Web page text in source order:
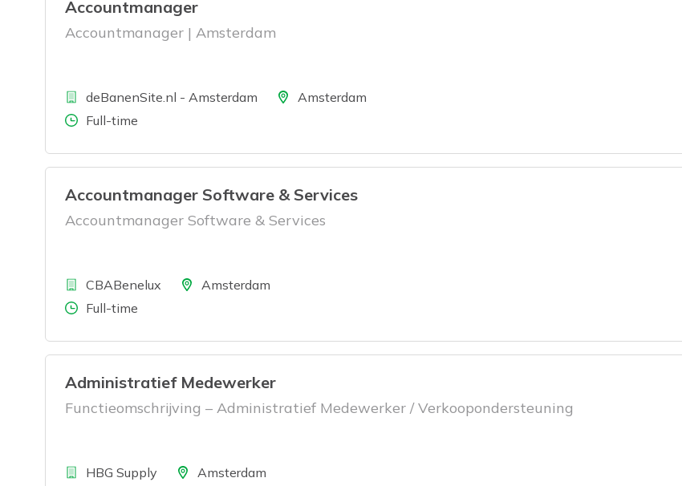
Accountmanager
Accountmanager | Amsterdam
BedrijfdeBanenSite.nl - Amsterdam LocatieAmsterdam
Aantal uren
Full-time
Accountmanager Software & Services
Accountmanager Software & Services
BedrijfCBABenelux LocatieAmsterdam
Aantal uren
Full-time
Administratief Medewerker
Functieomschrijving – Administratief Medewerker / Verkoopondersteuning
BedrijfHBG Supply LocatieAmsterdam